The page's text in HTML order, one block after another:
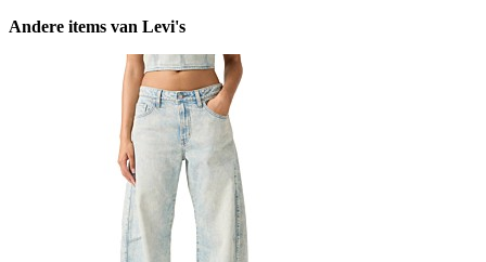
Andere items van Levi's